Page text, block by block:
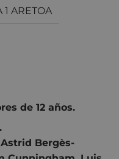
1 ARETOA
de 12 años.
Astrid Bergès-